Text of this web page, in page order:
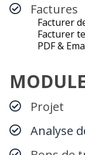
Factures
Facturer
Facturer
PDF &
Projet
Analyse